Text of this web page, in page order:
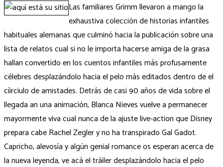
Las familiares Grimm llevaron a mango la
exhaustiva colección de historias infantiles
habituales alemanas que culminó hacia la publicación sobre una
lista de relatos cual si no le importa hacerse amiga de la grasa
hallan convertido en los cuentos infantiles más profusamente
célebres desplazándolo hacia el pelo más editados dentro de el
cí­irciulo de amistades. Detrás de casi 90 años de vida sobre el
llegada an una animación, Blanca Nieves vuelve a permanecer
mayormente viva cual nunca de la ajuste live-action que Disney
prepara cabe Rachel Zegler y no ha transpirado Gal Gadot.
Capricho, alevosía y algún genial romance os esperan acerca de
la nueva leyenda, ve acá el tráiler desplazándolo hacia el pelo